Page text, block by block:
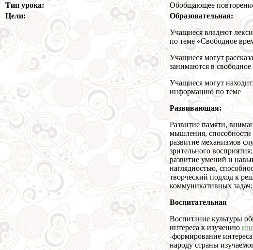
Тип урока:
Обобщающее
Цели:
Образовательная:
Учащиеся владеют
по теме «Свободное
Учащиеся могут
занимаются в свободное
Учащиеся могут
информацию по теме
Развивающая:
Развитие памяти,
мышления,
развитие механизмов
зрительного
развитие умений и
наглядностью,
творческий подход к
коммуникативных задач;
Воспитательная
Воспитание культуры
интереса к изучению
-формирование интереса
народу страны